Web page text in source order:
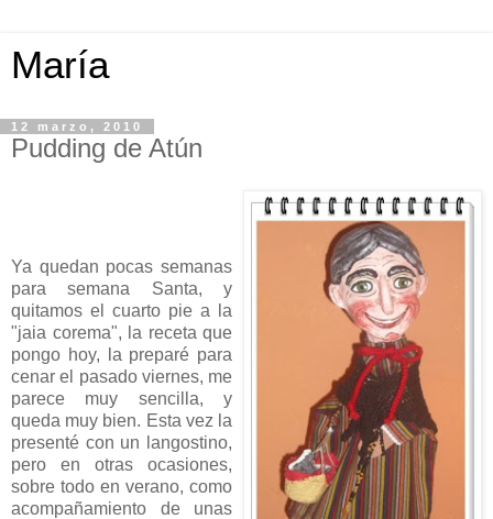
María
12 marzo, 2010
Pudding de Atún
Ya quedan pocas semanas
para semana Santa, y
quitamos el cuarto pie a la
"jaia corema", la receta que
pongo hoy, la preparé para
cenar el pasado viernes, me
parece muy sencilla, y
queda muy bien. Esta vez la
presenté con un langostino,
pero en otras ocasiones,
sobre todo en verano, como
acompañamiento de unas